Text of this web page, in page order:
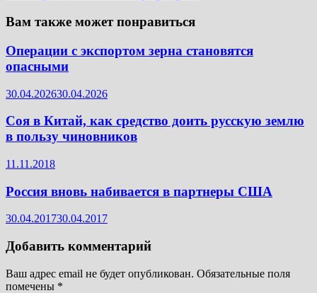
Вам также может понравиться
Операции с экспортом зерна становятся
опасными
30.04.202630.04.2026
Соя в Китай, как средство доить русскую землю
в пользу чиновников
11.11.2018
Россия вновь набивается в партнеры США
30.04.201730.04.2017
Добавить комментарий
Ваш адрес email не будет опубликован. Обязательные поля
помечены *